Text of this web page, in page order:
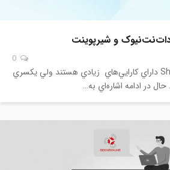
و شیرپوینت
هر دوي DNN و SharePoint داراي کارايي‌هاي زيادي هستند ولي يکسري
در ادامه اشاره‌اي به…